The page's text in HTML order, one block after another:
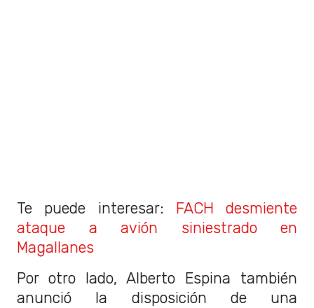
Te puede interesar: FACH desmiente
ataque a avión siniestrado en
Magallanes
Por otro lado, Alberto Espina también
anunció la disposición de una